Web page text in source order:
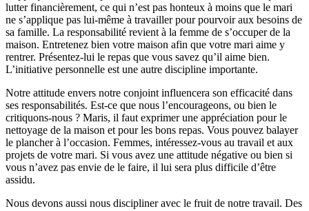
lutter financièrement, ce qui n’est pas honteux à moins que le mari
ne s’applique pas lui-même à travailler pour pourvoir aux besoins de
sa famille. La responsabilité revient à la femme de s’occuper de la
maison. Entretenez bien votre maison afin que votre mari aime y
rentrer. Présentez-lui le repas que vous savez qu’il aime bien.
L’initiative personnelle est une autre discipline importante.
Notre attitude envers notre conjoint influencera son efficacité dans
ses responsabilités. Est-ce que nous l’encourageons, ou bien le
critiquons-nous ? Maris, il faut exprimer une appréciation pour le
nettoyage de la maison et pour les bons repas. Vous pouvez balayer
le plancher à l’occasion. Femmes, intéressez-vous au travail et aux
projets de votre mari. Si vous avez une attitude négative ou bien si
vous n’avez pas envie de le faire, il lui sera plus difficile d’être
assidu.
Nous devons aussi nous discipliner avec le fruit de notre travail. Des